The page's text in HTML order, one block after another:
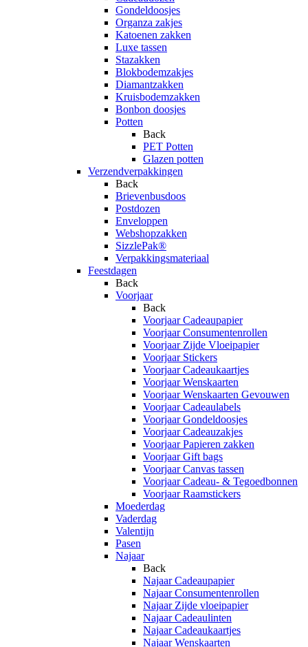
Gondeldoosjes
Organza zakjes
Katoenen zakken
Luxe tassen
Stazakken
Blokbodemzakjes
Diamantzakken
Kruisbodemzakken
Bonbon doosjes
Potten
Back
PET Potten
Glazen potten
Verzendverpakkingen
Back
Brievenbusdoos
Postdozen
Enveloppen
Webshopzakken
SizzlePak®
Verpakkingsmateriaal
Feestdagen
Back
Voorjaar
Back
Voorjaar Cadeaupapier
Voorjaar Consumentenrollen
Voorjaar Zijde Vloeipapier
Voorjaar Stickers
Voorjaar Cadeaukaartjes
Voorjaar Wenskaarten
Voorjaar Wenskaarten Gevouwen
Voorjaar Cadeaulabels
Voorjaar Gondeldoosjes
Voorjaar Cadeauzakjes
Voorjaar Papieren zakken
Voorjaar Gift bags
Voorjaar Canvas tassen
Voorjaar Cadeau- & Tegoedbonnen
Voorjaar Raamstickers
Moederdag
Vaderdag
Valentijn
Pasen
Najaar
Back
Najaar Cadeaupapier
Najaar Consumentenrollen
Najaar Zijde vloeipapier
Najaar Cadeaulinten
Najaar Cadeaukaartjes
Najaar Wenskaarten